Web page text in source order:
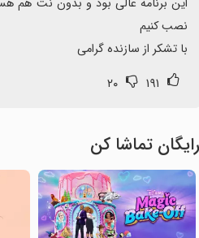
با تشکر از سازنده گرامی
۱۹۱ ۲۰
رایگان تماشا کن